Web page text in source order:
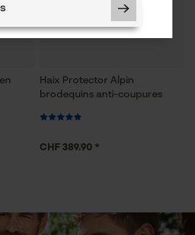
Haix Protector Alpin
brodequins anti-coupures
CHF 389.90 *
les préférences
traitement des données